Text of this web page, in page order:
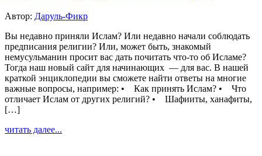
Автор: Даруль-Фикр
Вы недавно приняли Ислам? Или недавно начали соблюдать
предписания религии? Или, может быть, знакомый
немусульманин просит вас дать почитать что-то об Исламе?
Тогда наш новый сайт для начинающих — для вас. В нашей
краткой энциклопедии вы сможете найти ответы на многие
важные вопросы, например: • Как принять Ислам? • Что
отличает Ислам от других религий? • Шафииты, ханафиты,
[…]
читать далее...